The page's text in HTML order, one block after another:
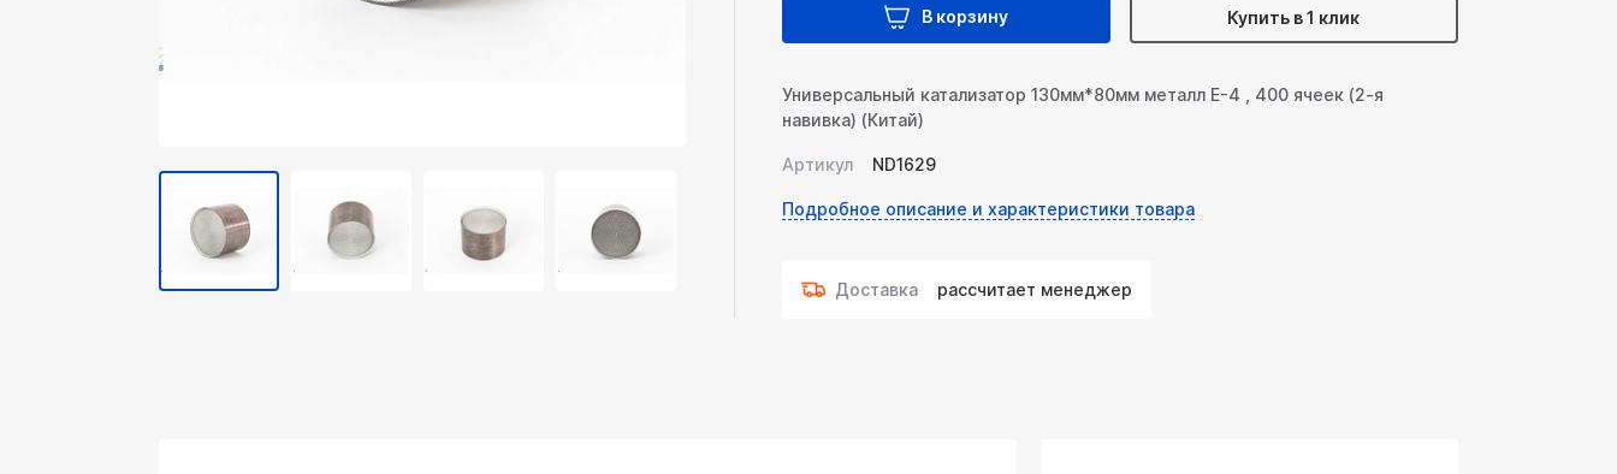
В корзину Купить в 1 клик
Универсальный катализатор 130мм*80мм металл Е-4 , 400 ячеек (2-я
навивка) (Китай)
Артикул ND1629
Подробное описание и характеристики товара
Доставка рассчитает менеджер